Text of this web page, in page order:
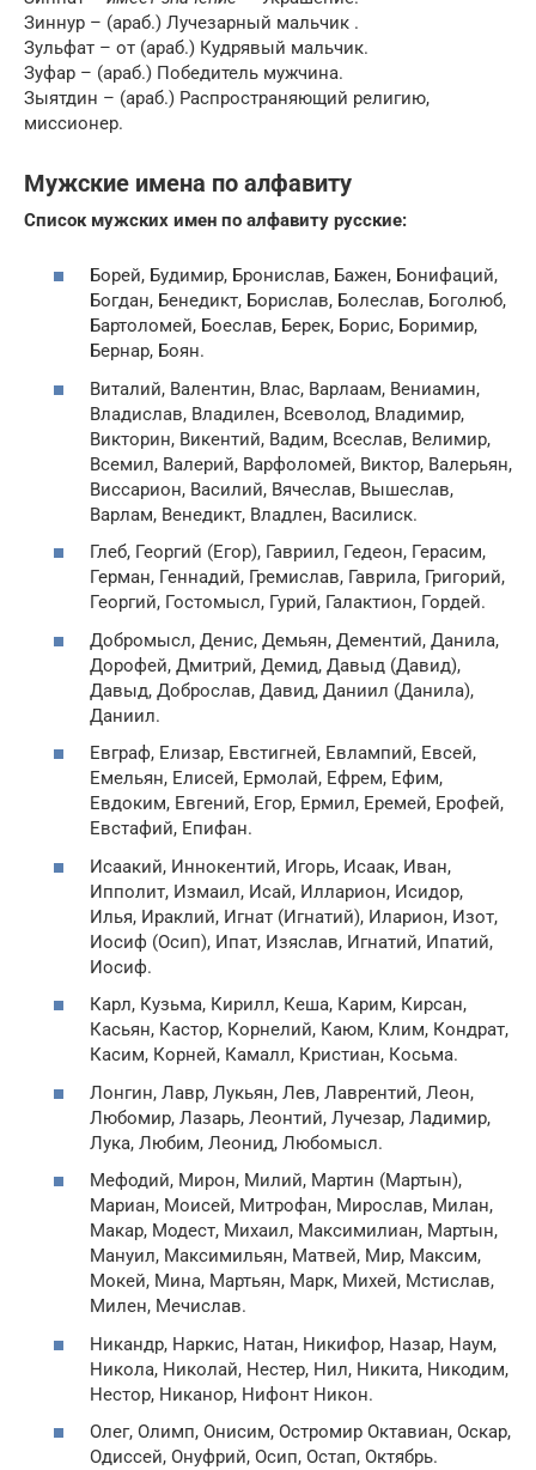
Зиннур – (араб.) Лучезарный мальчик .
Зульфат – от (араб.) Кудрявый мальчик.
Зуфар – (араб.) Победитель мужчина.
Зыятдин – (араб.) Распространяющий религию,
миссионер.
Мужские имена по алфавиту
Список мужских имен по алфавиту русские:
Борей, Будимир, Бронислав, Бажен, Бонифаций,
Богдан, Бенедикт, Борислав, Болеслав, Боголюб,
Бартоломей, Боеслав, Берек, Борис, Боримир,
Бернар, Боян.
Виталий, Валентин, Влас, Варлаам, Вениамин,
Владислав, Владилен, Всеволод, Владимир,
Викторин, Викентий, Вадим, Всеслав, Велимир,
Всемил, Валерий, Варфоломей, Виктор, Валерьян,
Виссарион, Василий, Вячеслав, Вышеслав,
Варлам, Венедикт, Владлен, Василиск.
Глеб, Георгий (Егор), Гавриил, Гедеон, Герасим,
Герман, Геннадий, Гремислав, Гаврила, Григорий,
Георгий, Гостомысл, Гурий, Галактион, Гордей.
Добромысл, Денис, Демьян, Дементий, Данила,
Дорофей, Дмитрий, Демид, Давыд (Давид),
Давыд, Доброслав, Давид, Даниил (Данила),
Даниил.
Евграф, Елизар, Евстигней, Евлампий, Евсей,
Емельян, Елисей, Ермолай, Ефрем, Ефим,
Евдоким, Евгений, Егор, Ермил, Еремей, Ерофей,
Евстафий, Епифан.
Исаакий, Иннокентий, Игорь, Исаак, Иван,
Ипполит, Измаил, Исай, Илларион, Исидор,
Илья, Ираклий, Игнат (Игнатий), Иларион, Изот,
Иосиф (Осип), Ипат, Изяслав, Игнатий, Ипатий,
Иосиф.
Карл, Кузьма, Кирилл, Кеша, Карим, Кирсан,
Касьян, Кастор, Корнелий, Каюм, Клим, Кондрат,
Касим, Корней, Камалл, Кристиан, Косьма.
Лонгин, Лавр, Лукьян, Лев, Лаврентий, Леон,
Любомир, Лазарь, Леонтий, Лучезар, Ладимир,
Лука, Любим, Леонид, Любомысл.
Мефодий, Мирон, Милий, Мартин (Мартын),
Мариан, Моисей, Митрофан, Мирослав, Милан,
Макар, Модест, Михаил, Максимилиан, Мартын,
Мануил, Максимильян, Матвей, Мир, Максим,
Мокей, Мина, Мартьян, Марк, Михей, Мстислав,
Милен, Мечислав.
Никандр, Наркис, Натан, Никифор, Назар, Наум,
Никола, Николай, Нестер, Нил, Никита, Никодим,
Нестор, Никанор, Нифонт Никон.
Олег, Олимп, Онисим, Остромир Октавиан, Оскар,
Одиссей, Онуфрий, Осип, Остап, Октябрь.